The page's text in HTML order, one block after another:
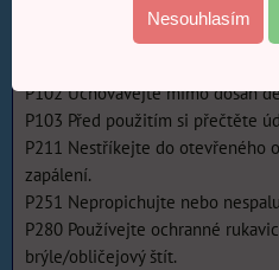
H315 Dráždí kůži.
P101 Je-li nutná lékařská
P102 Uchovávejte mimo dosah
P103 Před použitím si přečtěte
P211 Nestříkejte do otevřeného
zapálení.
P251 Nepropichujte nebo
P280 Používejte ochranné
brýle/obličejový štít.
Nesouhlasím